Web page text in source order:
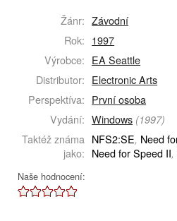
Žánr: Závodní
Rok: 1997
Výrobce: EA Seattle
Distributor: Electronic Arts
Perspektíva: První osoba
Vydání: Windows (1997)
Taktéž známa
jako:
NFS2:SE, Need
Need for Speed II,
Naše hodnocení: